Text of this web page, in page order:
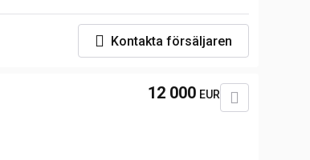
Kontakta försäljaren
12 000 EUR